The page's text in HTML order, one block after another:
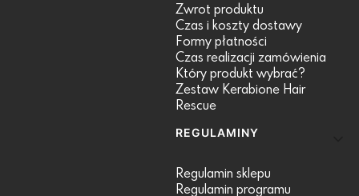
Zwrot produktu
Czas i koszty dostawy
Formy płatności
Czas realizacji zamówienia
Który produkt wybrać?
Zestaw Kerabione Hair
Rescue
REGULAMINY
Regulamin sklepu
Regulamin programu